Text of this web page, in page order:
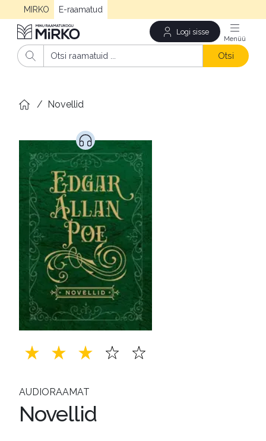
MIRKO E-raamatud
Logi sisse
Otsi
/ Novellid
AUDIORAAMAT
Novellid